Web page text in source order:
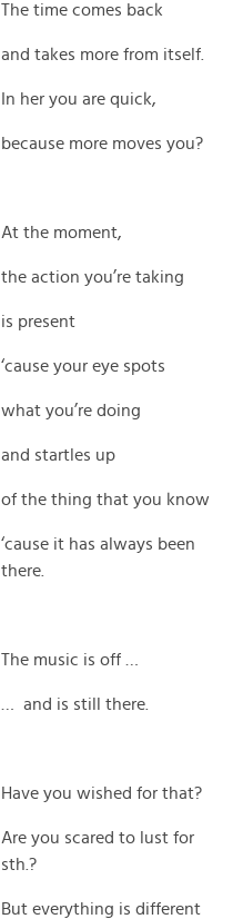
The time comes back
and takes more from itself.
In her you are quick,
because more moves you?
At the moment,
the action you’re taking
is present
‘cause your eye spots
what you’re doing
and startles up
of the thing that you know
‘cause it has always been
there.
The music is off …
… and is still there.
Have you wished for that?
Are you scared to lust for
sth.?
But everything is different